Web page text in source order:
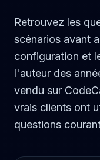
🇫🇷
Retrouvez les
scénarios avant
configuration et
l'auteur des
vendu sur
vrais clients ont
questions